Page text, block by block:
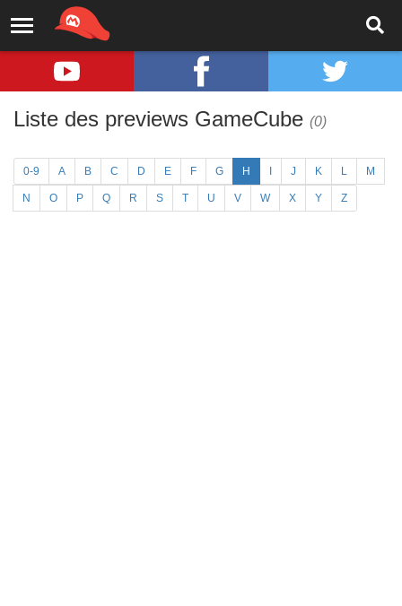
Liste des previews GameCube (0)
0-9 A B C D E F G H J K L M
N O P Q R S T U V W X Y Z